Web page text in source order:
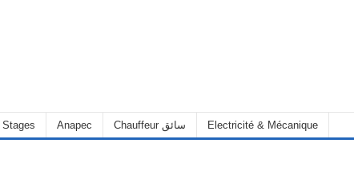
Anapec Chauffeur سائق Electricité & Mécanique